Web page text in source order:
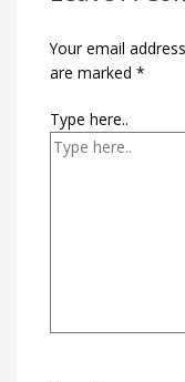
Your email
are marked *
Type here..